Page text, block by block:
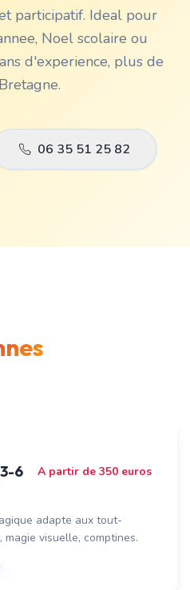
participatif. Ideal pour
Noel scolaire ou
d'experience, plus de
06 35 51 25 82
6
A partir de 350 euros
adapte aux tout-
magie visuelle, comptines.